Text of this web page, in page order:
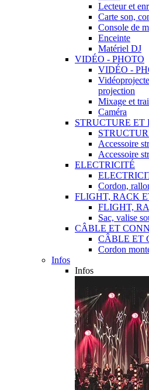
Lecteur et
Carte son,
Console de
Enceinte
Matériel DJ
VIDÉO - PHOTO
VIDÉO -
projection
Mixage et
Caméra
STRUCTURE ET
Accessoire
Accessoire
ELECTRICITÉ
Cordon,
FLIGHT, RACK
FLIGHT,
Sac, valise
CÂBLE ET
CÂBLE ET
Cordon
Infos
Infos